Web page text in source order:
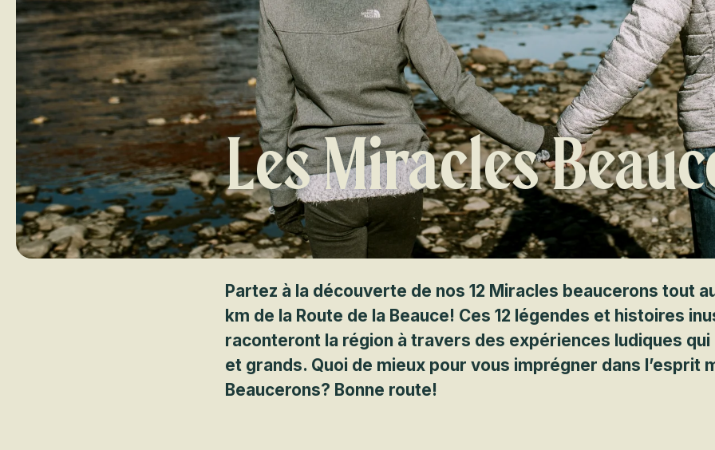
Les Miracles
Partez à la découverte de nos 12 Miracles beaucerons tout
km de la Route de la Beauce! Ces 12 légendes et histoires
raconteront la région à travers des expériences ludiques
et grands. Quoi de mieux pour vous imprégner dans l’esprit
Beaucerons? Bonne route!